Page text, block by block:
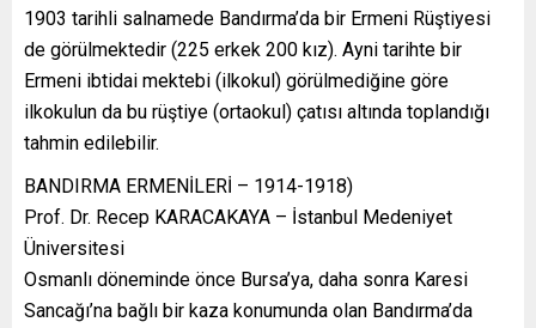
1903 tarihli salnamede Bandırma’da bir Ermeni Rüştiyesi
de görülmektedir (225 erkek 200 kız). Ayni tarihte bir
Ermeni ibtidai mektebi (ilkokul) görülmediğine göre
ilkokulun da bu rüştiye (ortaokul) çatısı altında toplandığı
tahmin edilebilir.
BANDIRMA ERMENİLERİ – 1914-1918)
Prof. Dr. Recep KARACAKAYA – İstanbul Medeniyet
Üniversitesi
Osmanlı döneminde önce Bursa’ya, daha sonra Karesi
Sancağı’na bağlı bir kaza konumunda olan Bandırma’da